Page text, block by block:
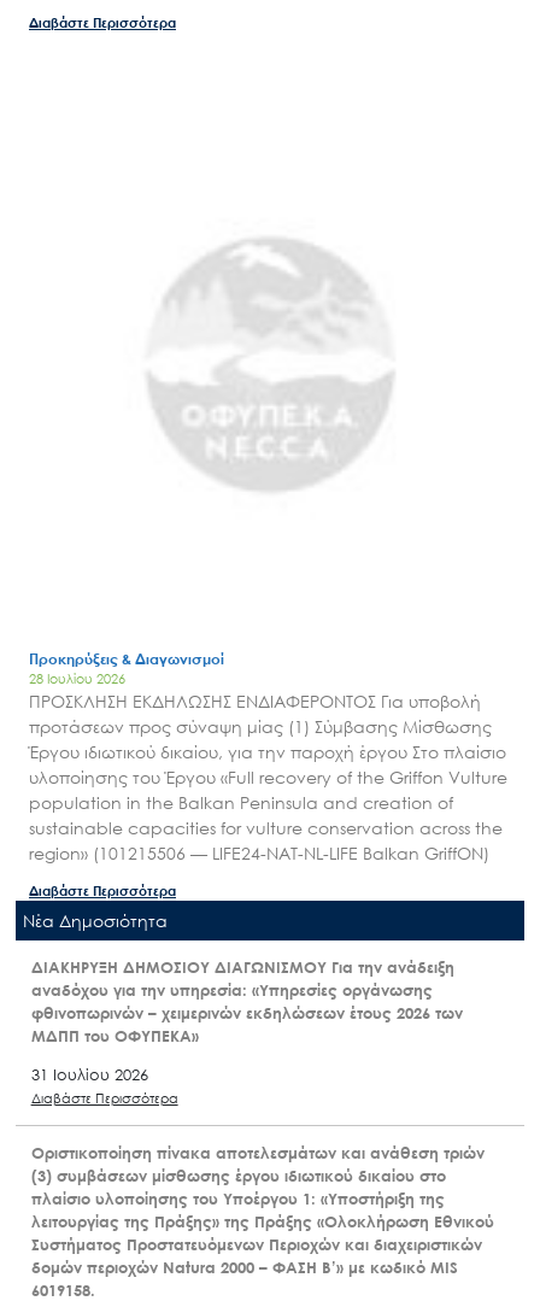
Διαβάστε Περισσότερα
Προκηρύξεις & Διαγωνισμοί
28 Ιουλίου 2026
ΠΡΟΣΚΛΗΣΗ ΕΚΔΗΛΩΣΗΣ ΕΝΔΙΑΦΕΡΟΝΤΟΣ Για υποβολή
προτάσεων προς σύναψη μίας (1) Σύμβασης Μίσθωσης
Έργου ιδιωτικού δικαίου, για την παροχή έργου Στο πλαίσιο
υλοποίησης του Έργου «Full recovery of the Griffon Vulture
population in the Balkan Peninsula and creation of
sustainable capacities for vulture conservation across the
region» (101215506 — LIFE24-NAT-NL-LIFE Balkan GriffON)
Διαβάστε Περισσότερα
Nέα Δημοσιότητα
ΔΙΑΚΗΡΥΞΗ ΔΗΜΟΣΙΟΥ ΔΙΑΓΩΝΙΣΜΟΥ Για την ανάδειξη
αναδόχου για την υπηρεσία: «Υπηρεσίες οργάνωσης
φθινοπωρινών – χειμερινών εκδηλώσεων έτους 2026 των
ΜΔΠΠ του ΟΦΥΠΕΚΑ»
31 Ιουλίου 2026
Διαβάστε Περισσότερα
Οριστικοποίηση πίνακα αποτελεσμάτων και ανάθεση τριών
(3) συμβάσεων μίσθωσης έργου ιδιωτικού δικαίου στο
πλαίσιο υλοποίησης του Υποέργου 1: «Υποστήριξη της
λειτουργίας της Πράξης» της Πράξης «Ολοκλήρωση Εθνικού
Συστήματος Προστατευόμενων Περιοχών και διαχειριστικών
δομών περιοχών Natura 2000 – ΦΑΣΗ Β’» με κωδικό MIS
6019158.